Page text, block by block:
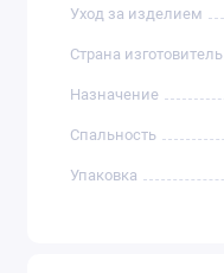
Уход за изделием
Страна изготовитель
Назначение
Спальность
Упаковка